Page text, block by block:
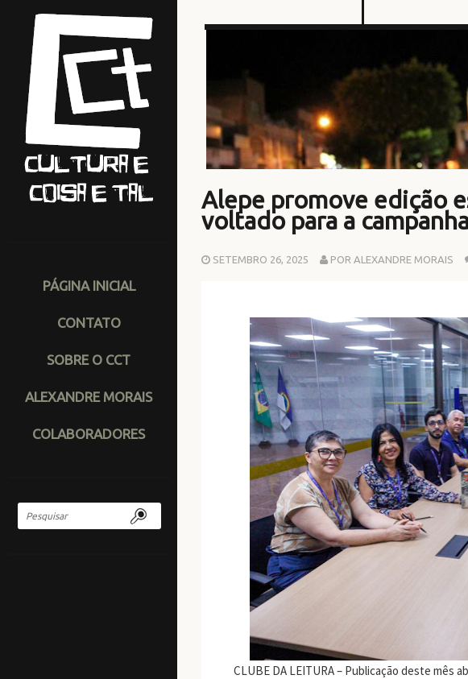
PÁGINA INICIAL
CONTATO
SOBRE O CCT
ALEXANDRE MORAIS
COLABORADORES
Alepe promove edição
voltado para a
SETEMBRO 26, 2025 POR ALEXANDRE MORAIS
CLUBE DA LEITURA – Publicação deste mês